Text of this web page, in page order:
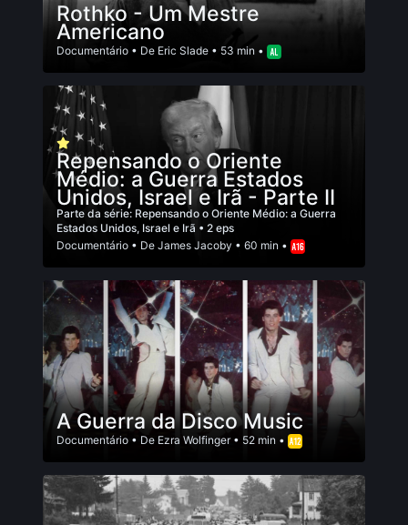
Rothko - Um Mestre
Americano
Documentário • De Eric Slade • 53 min •
Repensando o Oriente
Médio: a Guerra Estados
Unidos, Israel e Irã - Parte II
Parte da série: Repensando o Oriente Médio: a Guerra
Estados Unidos, Israel e Irã • 2 eps
Documentário • De James Jacoby • 60 min •
A Guerra da Disco Music
Documentário • De Ezra Wolfinger• 52 min •